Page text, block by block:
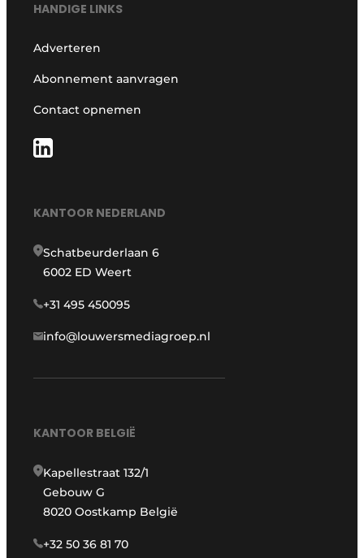
HANDIGE LINKS
Adverteren
Abonnement aanvragen
Contact opnemen
KANTOOR NEDERLAND
Schatbeurderlaan 6
6002 ED Weert
+31 495 450095
info@louwersmediagroep.nl
KANTOOR BELGIË
Kapellestraat 132/1
Gebouw G
8020 Oostkamp België
+32 50 36 81 70